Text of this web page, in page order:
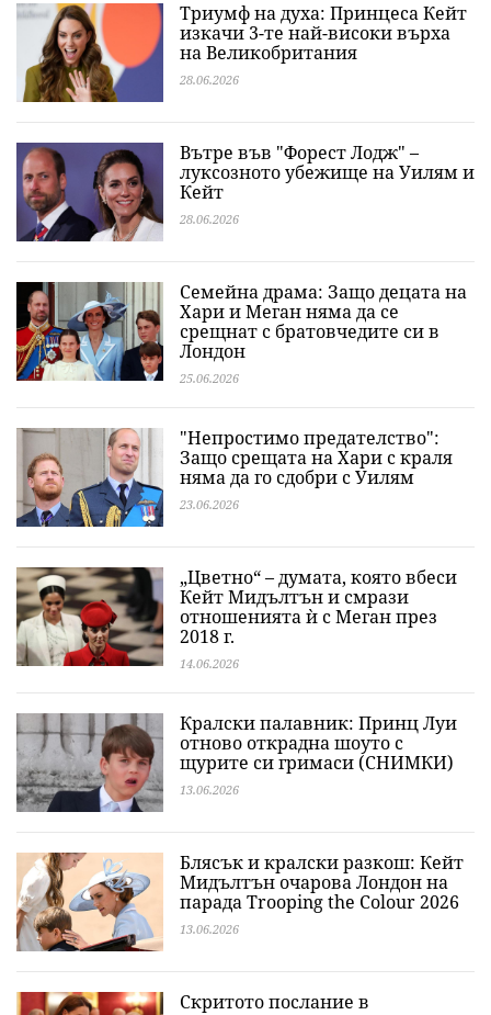
Триумф на духа: Принцеса Кейт
изкачи 3-те най-високи върха
на Великобритания
28.06.2026
Вътре във "Форест Лодж" –
луксозното убежище на Уилям и
Кейт
28.06.2026
Семейна драма: Защо децата на
Хари и Меган няма да се
срещнат с братовчедите си в
Лондон
25.06.2026
"Непростимо предателство":
Защо срещата на Хари с краля
няма да го сдобри с Уилям
23.06.2026
„Цветно“ – думата, която вбеси
Кейт Мидълтън и смрази
отношенията ѝ с Меган през
2018 г.
14.06.2026
Кралски палавник: Принц Луи
отново открадна шоуто с
щурите си гримаси (СНИМКИ)
13.06.2026
Блясък и кралски разкош: Кейт
Мидълтън очарова Лондон на
парада Trooping the Colour 2026
13.06.2026
Скритото послание в